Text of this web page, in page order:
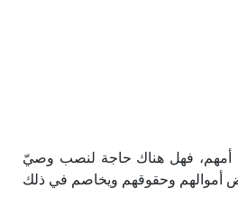
أمهم، فهل هناك حاجة لنصب وصيّ
أموالهم وحقوقهم ويخاصم في ذلك